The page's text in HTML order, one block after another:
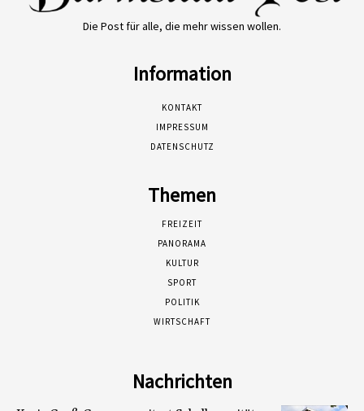
Die Post für alle, die mehr wissen wollen.
Information
KONTAKT
IMPRESSUM
DATENSCHUTZ
Themen
FREIZEIT
PANORAMA
KULTUR
SPORT
POLITIK
WIRTSCHAFT
Nachrichten